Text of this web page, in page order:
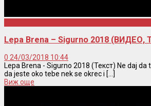
Lepa Brena – Sigurno 2018
0 24/03/2018 10:44
Lepa Brena - Sigurno 2018 (Текст) Ne daj
da jeste oko tebe nek se okrec i [...]
Виж още